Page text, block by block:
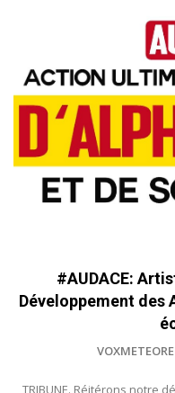
#AUDACE:
Développement des
VOXMETEORE
TRIBUNE. Réitérons notre